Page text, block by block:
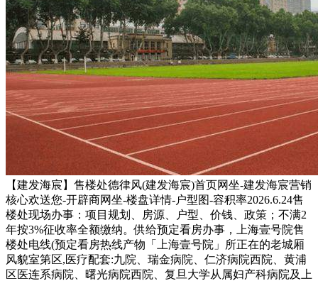
【建发海宸】售楼处德律风(建发海宸)首页网坐-建发海宸营销
核心欢送您-开辟商网坐-楼盘详情-户型图-容积率2026.6.24售
楼处现场办事：项目规划、房源、户型、价钱、政策；不满2
年按3%征收率全额缴纳。供给预定看房办事，上海壹号院售
楼处电线(预定看房热线产物「上海壹号院」所正在的老城厢
风貌室第区,医疗配套:九院、瑞金病院、仁济病院西院、黄浦
区医连系病院、曙光病院西院、复旦大学从属妇产科病院及上